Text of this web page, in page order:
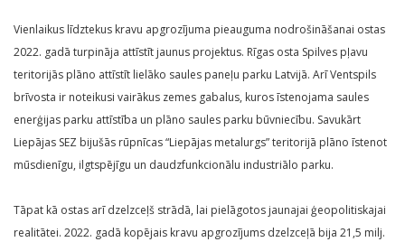
Vienlaikus līdztekus kravu apgrozījuma pieauguma nodrošināšanai ostas
2022. gadā turpināja attīstīt jaunus projektus. Rīgas osta Spilves pļavu
teritorijās plāno attīstīt lielāko saules paneļu parku Latvijā. Arī Ventspils
brīvosta ir noteikusi vairākus zemes gabalus, kuros īstenojama saules
enerģijas parku attīstība un plāno saules parku būvniecību. Savukārt
Liepājas SEZ bijušās rūpnīcas “Liepājas metalurgs” teritorijā plāno īstenot
mūsdienīgu, ilgtspējīgu un daudzfunkcionālu industriālo parku.
Tāpat kā ostas arī dzelzceļš strādā, lai pielāgotos jaunajai ģeopolitiskajai
realitātei. 2022. gadā kopējais kravu apgrozījums dzelzceļā bija 21,5 milj.